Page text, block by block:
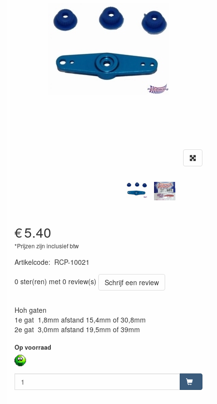
€5.40
*Prijzen zijn inclusief btw
Artikelcode: RCP-10021
0 ster(ren) met 0 review(s)
Schrijf een review
Hoh gaten
1e gat 1,8mm afstand 15,4mm of 30,8mm
2e gat 3,0mm afstand 19,5mm of 39mm
Op voorraad